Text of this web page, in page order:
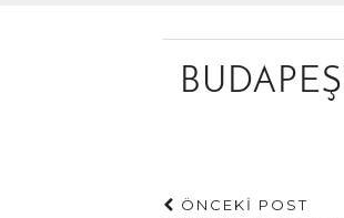
ÖNCEKİ POST